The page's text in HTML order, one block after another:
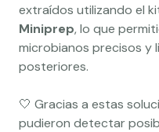
extraídos utilizando el
Miniprep, lo que
microbianos precisos y
posteriores.
🤍 Gracias a estas
pudieron detectar